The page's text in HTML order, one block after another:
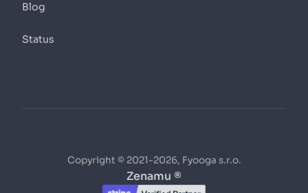
Blog
Status
Copyright © 2021-2026, Fyooga s.r.o.
Zenamu ®